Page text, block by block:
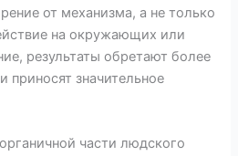
от механизма, а не только
на окружающих или
результаты обретают более
приносят значительное
части людского